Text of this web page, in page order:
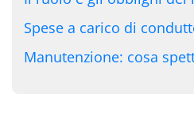
Spese a carico di
Manutenzione: cosa